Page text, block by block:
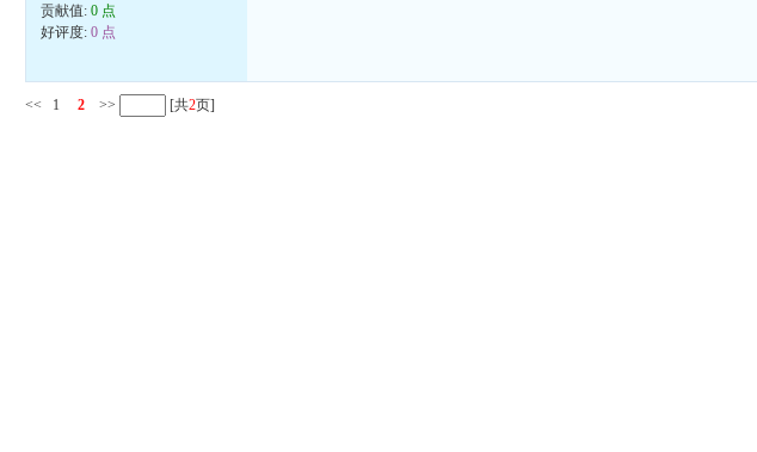
贡献值:0 点
好评度:0 点
<< 1 2 >> [共2页]